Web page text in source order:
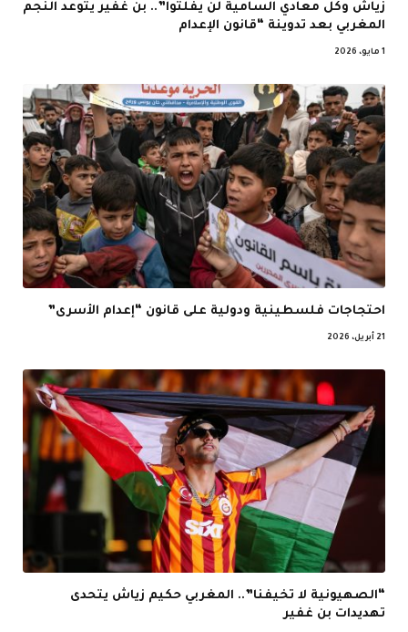
زياش وكل معادي السامية لن يفلتوا”.. بن غفير يتوعد النجم
المغربي بعد تدوينة “قانون الإعدام
1 مايو، 2026
احتجاجات فلسطينية ودولية على قانون “إعدام الأسرى”
21 أبريل، 2026
“الصهيونية لا تخيفنا”.. المغربي حكيم زياش يتحدى
تهديدات بن غفير